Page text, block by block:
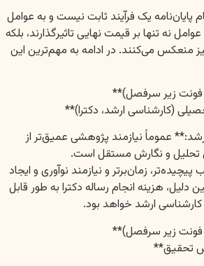
پایان‌نامه یک فرآیند ثابت نیست و به عوامل
نه تنها بر قیمت نهایی تاثیرگذارند، بلکه
منعکس می‌کنند. در ادامه به مهم‌ترین این
(کارشناسی ارشد، دکترا)**
عموماً نیازمند پژوهشی عمیق‌تر از
تحلیل و نگارش مستقل است.
زمان‌برتر و نیازمند نوآوری و ایجاد
هزینه انجام رساله دکترا به طور قابل
کارشناسی ارشد خواهد بود.
تحقیق**